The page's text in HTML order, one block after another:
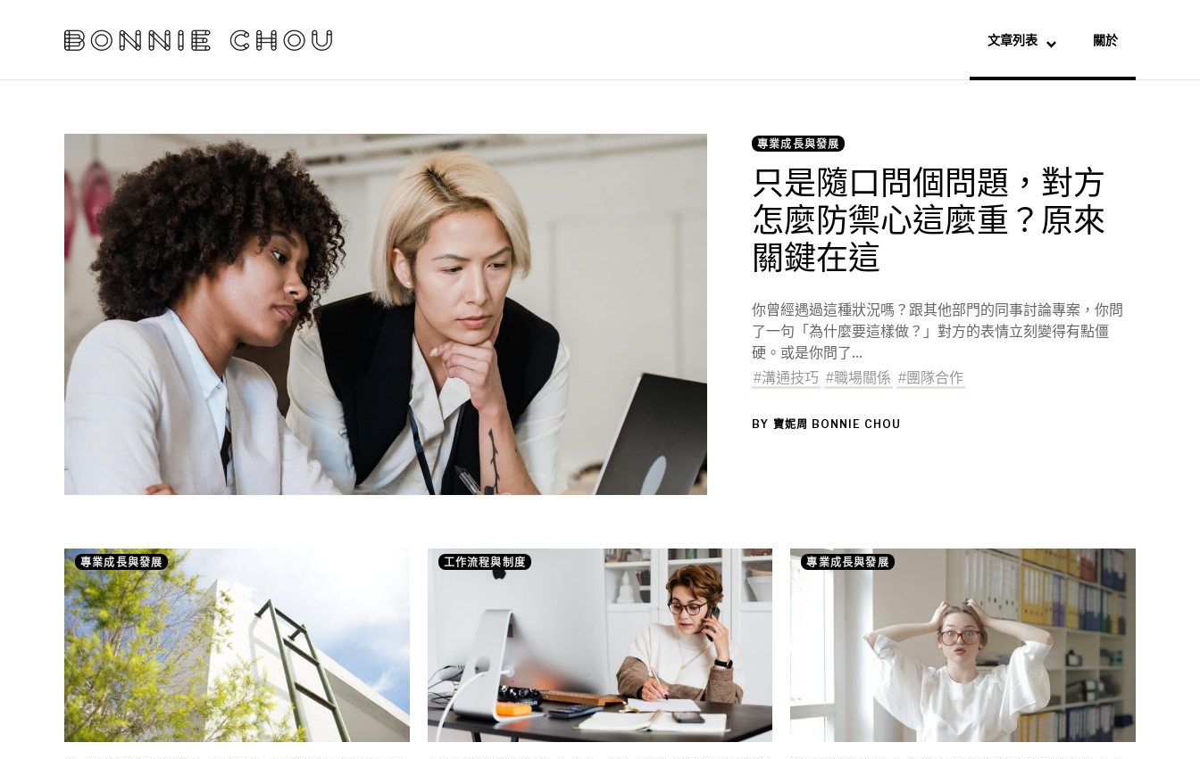
文章列表 關於
專業成長與發展
只是隨口問個問題，對方
怎麼防禦心這麼重？原來
關鍵在這
你曾經遇過這種狀況嗎？跟其他部門的同事討論專案，你問
了一句「為什麼要這樣做？」對方的表情立刻變得有點僵
硬。或是你問了...
#溝通技巧 #職場關係 #團隊合作
BY 寶妮周 BONNIE CHOU
專業成長與發展 工作流程與制度 專業成長與發展